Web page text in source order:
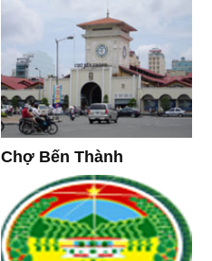
Chợ Bến Thành